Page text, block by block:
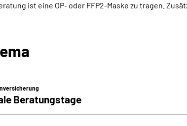
ist eine OP- oder FFP2-Maske zu tragen.
Beratungstage